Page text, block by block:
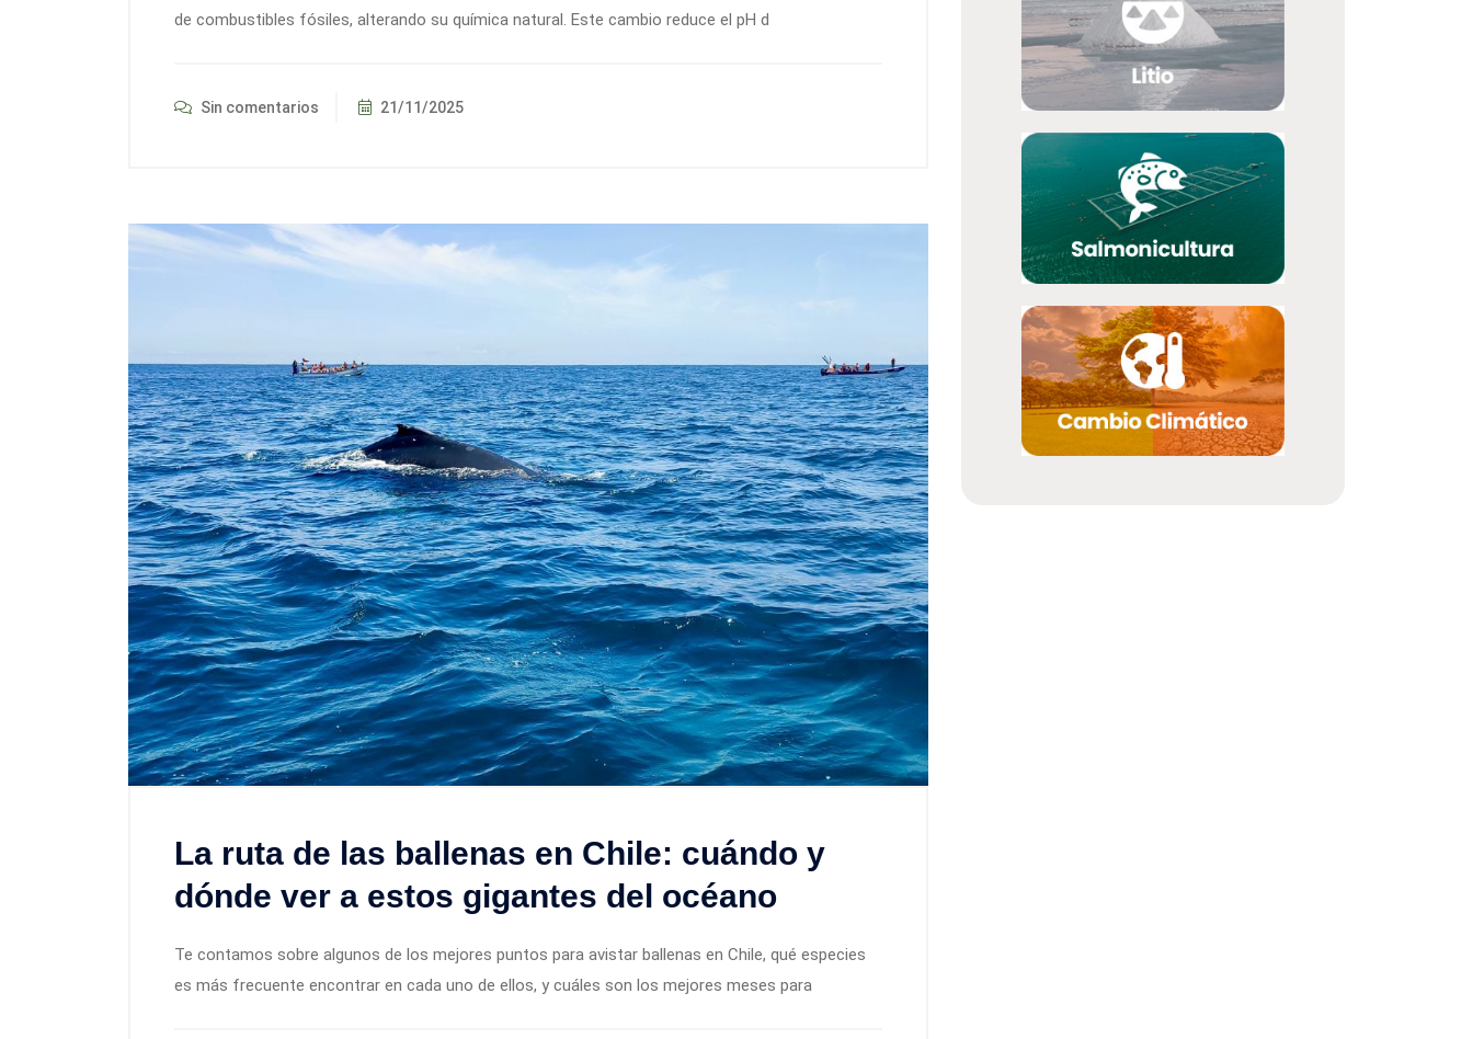
de combustibles fósiles, alterando su química natural. Este cambio reduce el pH d
Sin comentarios 21/11/2025
La ruta de las ballenas en Chile: cuándo y
dónde ver a estos gigantes del océano
Te contamos sobre algunos de los mejores puntos para avistar ballenas en Chile, qué especies
es más frecuente encontrar en cada uno de ellos, y cuáles son los mejores meses para